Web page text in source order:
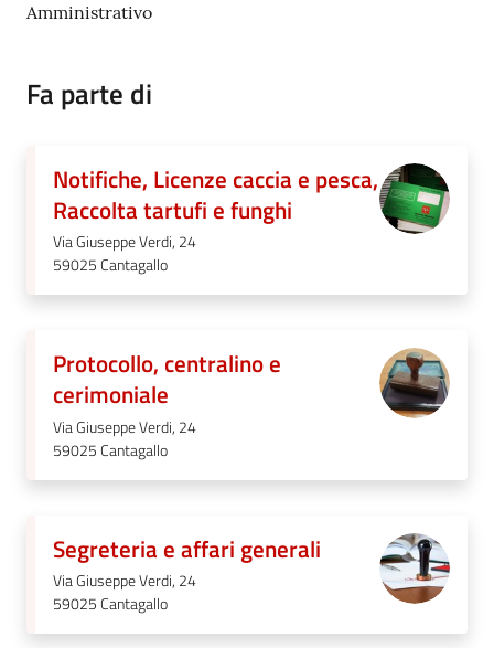
Amministrativo
Fa parte di
Notifiche, Licenze caccia e pesca,
Raccolta tartufi e funghi
Via Giuseppe Verdi, 24
59025Cantagallo
Protocollo, centralino e
cerimoniale
Via Giuseppe Verdi, 24
59025Cantagallo
Segreteria e affari generali
Via Giuseppe Verdi, 24
59025Cantagallo